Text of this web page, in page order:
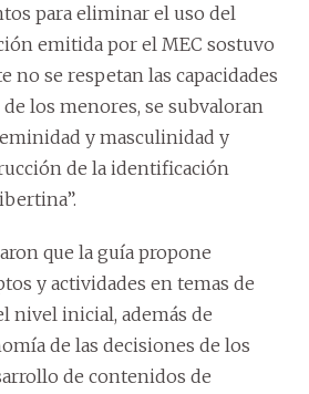
para eliminar el uso del
emitida por el MEC sostuvo
no se respetan las capacidades
los menores, se subvaloran
y masculinidad y
de la identificación
que la guía propone
y actividades en temas de
nivel inicial, además de
de las decisiones de los
de contenidos de